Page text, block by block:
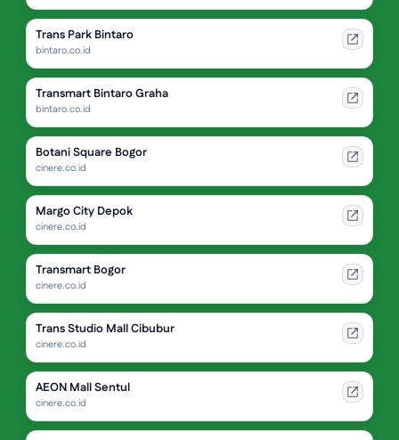
Trans Park Bintaro
bintaro.co.id
Transmart Bintaro Graha
bintaro.co.id
Botani Square Bogor
cinere.co.id
Margo City Depok
cinere.co.id
Transmart Bogor
cinere.co.id
Trans Studio Mall Cibubur
cinere.co.id
AEON Mall Sentul
cinere.co.id